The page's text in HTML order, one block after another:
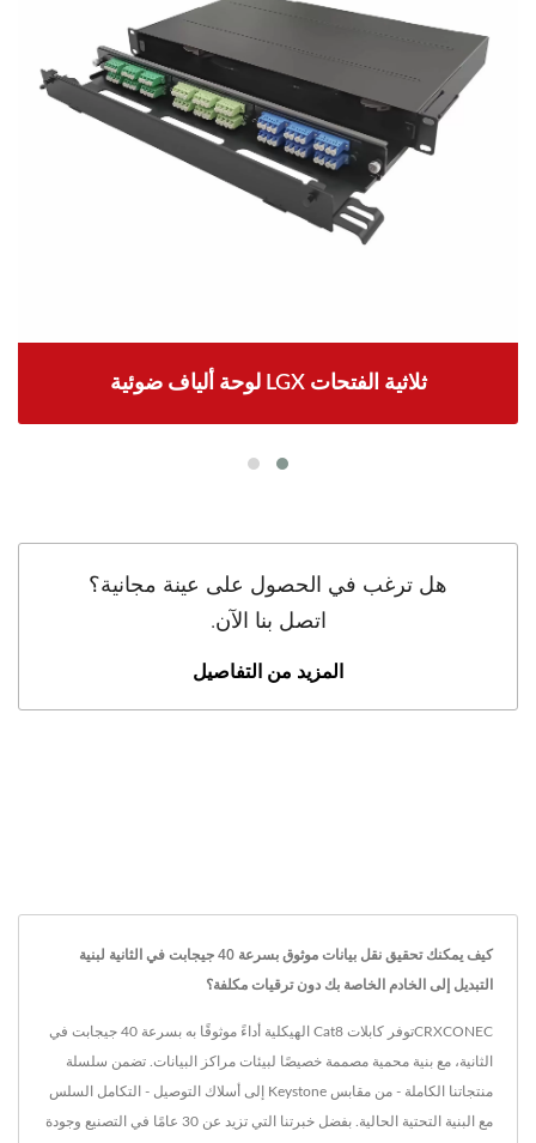
لوحة ألياف ضوئية LGX ثلاثية الفتحات
هل ترغب في الحصول على عينة مجانية؟
اتصل بنا الآن.
المزيد من التفاصيل
كيف يمكنك تحقيق نقل بيانات موثوق بسرعة 40 جيجابت في الثانية لبنية
التبديل إلى الخادم الخاصة بك دون ترقيات مكلفة؟
CRXCONECتوفر كابلات Cat8 الهيكلية أداءً موثوقًا به بسرعة 40 جيجابت في
الثانية، مع بنية محمية مصممة خصيصًا لبيئات مراكز البيانات. تضمن سلسلة
منتجاتنا الكاملة - من مقابس Keystone إلى أسلاك التوصيل - التكامل السلس
مع البنية التحتية الحالية. بفضل خبرتنا التي تزيد عن 30 عامًا في التصنيع وجودة